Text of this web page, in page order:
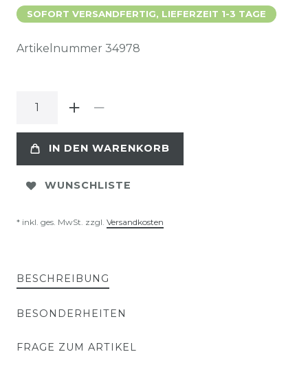
SOFORT VERSANDFERTIG, LIEFERZEIT 1-3 TAGE
Artikelnummer 34978
IN DEN WARENKORB
WUNSCHLISTE
* inkl. ges. MwSt. zzgl. Versandkosten
BESCHREIBUNG
BESONDERHEITEN
FRAGE ZUM ARTIKEL